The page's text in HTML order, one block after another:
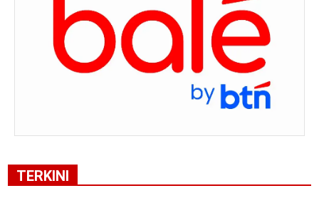
TERKINI